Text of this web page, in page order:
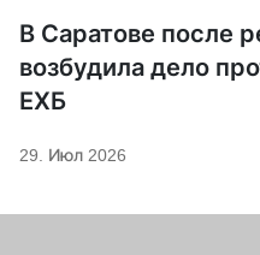
В Саратове после
возбудила дело
ЕХБ
29. Июл 2026